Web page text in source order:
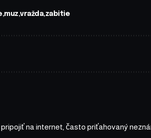
muz vražda zabitie
na internet, často priťahovaný